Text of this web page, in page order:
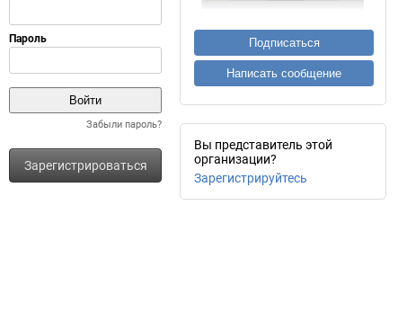
Забыли пароль?
Зарегистрироваться
Подписаться
Написать сообщение
Вы представитель этой
организации?
Зарегистрируйтесь